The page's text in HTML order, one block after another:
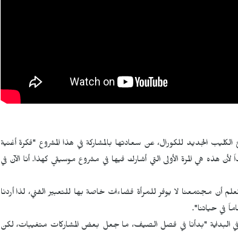
الكليب الجديد للكورال، عن سعادتها بالمشاركة في هذا المشروع "فكرة أغنية
هي المرة الأولى التي أشارك فيها في مشروع موسيقي كهذا. أنا الآن في
مجتمعنا لا يوفر للمرأة فضاءات خاصة بها للتعبير الفني، لذا أردنا
في حياتنا".
البداية "بدأنا في فصل الصيف، ما جعل بعض المشاركات متغيبات، لكن